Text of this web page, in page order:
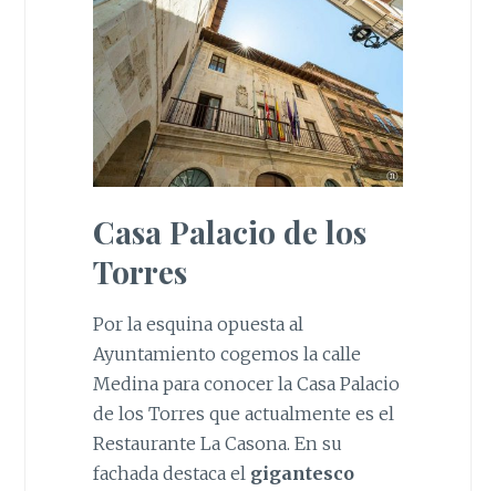
Casa Palacio de los
Torres
Por la esquina opuesta al
Ayuntamiento cogemos la calle
Medina para conocer la Casa Palacio
de los Torres que actualmente es el
Restaurante La Casona. En su
fachada destaca el gigantesco